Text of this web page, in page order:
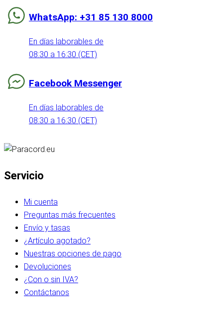
WhatsApp: +31 85 130 8000
En días laborables de
08:30 a 16:30 (CET)
Facebook Messenger
En días laborables de
08:30 a 16:30 (CET)
Servicio
Mi cuenta
Preguntas más frecuentes
Envío y tasas
¿Artículo agotado?
Nuestras opciones de pago
Devoluciones
¿Con o sin IVA?
Contáctanos